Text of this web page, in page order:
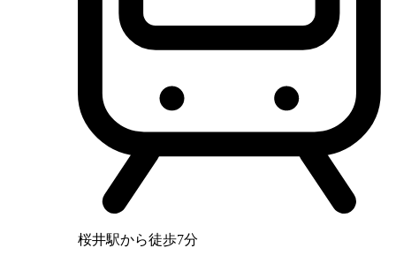
桜井駅から徒歩7分